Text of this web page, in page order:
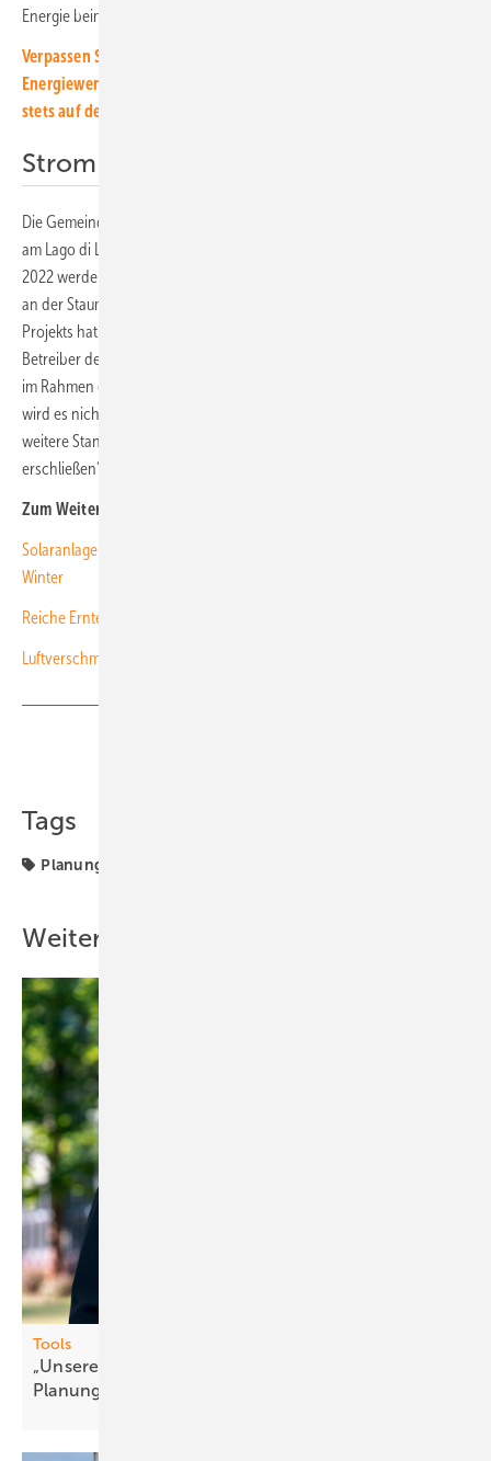
Energie beim EWZ.
Verpassen Sie keine Information rund um die solar
Energiewende! Mit unserem kostenlosen Newsletter bleiben Sie
stets auf dem Laufenden.
Strom für die Kunden des EWZ
Die Gemeinde Ferrera, zu der die Staumauer gehört, hat für die Anlage
am Lago di Lei die Baugenehmigung bereits erteilt. Im Frühsommer
2022 werden die Installateure von KHR damit beginnen, die Module
an der Staumauer anzubringen. Die Planung und Finanzierung des
Projekts hat das EWZ übernommen, das auch Eigentümer und
Betreiber der Solaranlage ist. Dieses wird den Strom an seine Kunden
im Rahmen der Tarife EWZ Pronatur und EWZ Natur vertreiben. Zudem
wird es nicht das letzte Projekt dieser Art sein. „EWZ ist bestrebt,
weitere Standorte für solche Anlagen zu evaluieren und zu
erschließen“, sagt Philippe Heinzer. (su)
Zum Weiterlesen:
Solaranlage an alpiner Staumauer liefert viel sauberen Strom im
Winter
Reic he E rnte ü berm Tal
Luftverschmutzung beeinflusst den Ertrag von Solaranlagen
Tags
Planung
Weitere Inhalte
Tools
„Unsere Nu tzer schätzen die ganzheitliche
Planung“